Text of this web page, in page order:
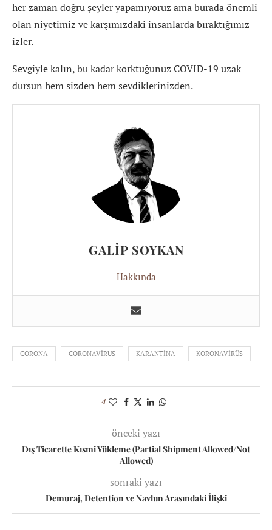
her zaman doğru şeyler yapamıyoruz ama burada önemli
olan niyetimiz ve karşımızdaki insanlarda bıraktığımız
izler.
Sevgiyle kalın, bu kadar korktuğunuz COVID-19 uzak
dursun hem sizden hem sevdiklerinizden.
GALIP SOYKAN
Hakkında
CORONA CORONAVIRUS KARANTINA KORONAVIRÜS
4
önceki yazı
Dış Ticarette Kısmi Yükleme (Partial Shipment Allowed/Not
Allowed)
sonraki yazı
Demuraj, Detention ve Navlun Arasındaki İlişki